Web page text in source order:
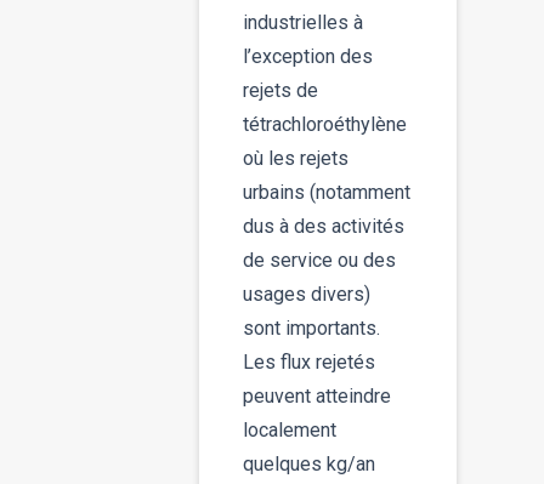
industrielles à
l’exception des
rejets de
tétrachloroéthylène
où les rejets
urbains (notamment
dus à des activités
de service ou des
usages divers)
sont importants.
Les flux rejetés
peuvent atteindre
localement
quelques kg/an